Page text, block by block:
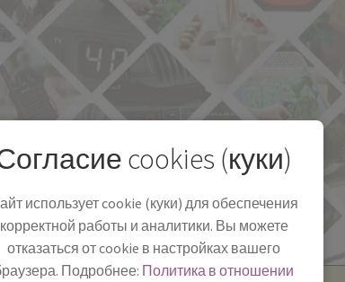
Полезная информация БЛОГ
cookies (куки)
использует cookie (куки) для обеспечения
корректной работы и аналитики. Вы можете
отказаться от cookie в настройках вашего
Подробнее: Политика в отношении